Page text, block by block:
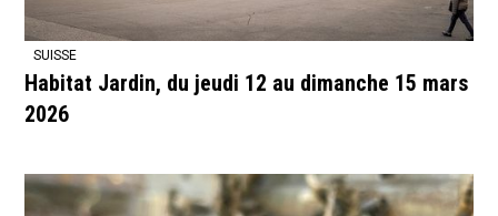
SUISSE
Habitat Jardin, du jeudi 12 au dimanche 15 mars
2026